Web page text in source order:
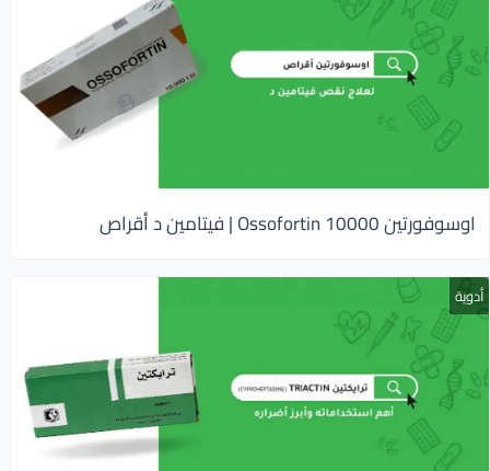
اوسوفورتين 10000 Ossofortin | فيتامين د أقراص
أدوية